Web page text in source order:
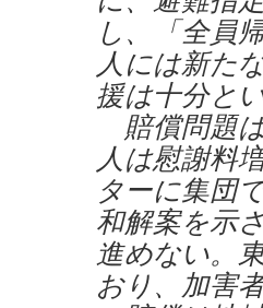
し、「全員
人には新た
援は十分と
賠償問題
人は慰謝料
ターに集団
和解案を示
進めない。
おり、加害